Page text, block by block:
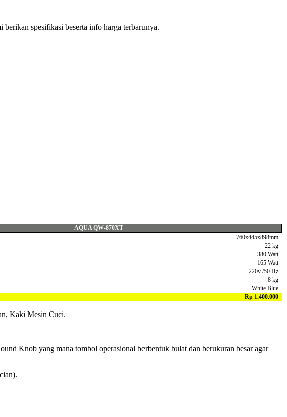
spesifikasi beserta info harga terbarunya.
AQUA QW-870XT
760x445x898mm
22 kg
380 Watt
165 Watt
220v /50 Hz
8 kg
White Blue
Rp 1.400.000
Kaki Mesin Cuci.
Knob yang mana tombol operasional berbentuk bulat dan berukuran besar agar